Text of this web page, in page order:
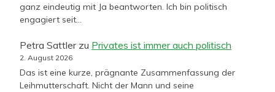
ganz eindeutig mit Ja beantworten. Ich bin politisch
engagiert seit…
Petra Sattlerzu Privates ist immer auch politisch
2. August 2026
Das ist eine kurze, prägnante Zusammenfassung der
Leihmutterschaft. Nicht der Mann und seine